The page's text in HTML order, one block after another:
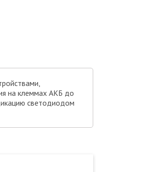
на клеммах АКБ до
светодиодом